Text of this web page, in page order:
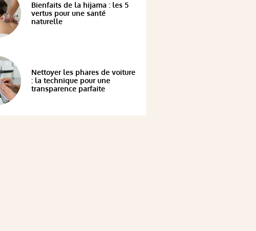
Bienfaits de la hijama : les 5
vertus pour une santé
naturelle
Nettoyer les phares de voiture
: la technique pour une
transparence parfaite